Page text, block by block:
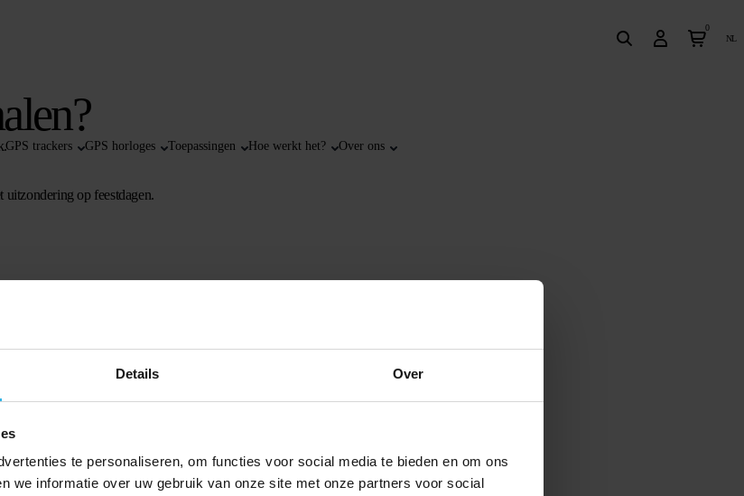
Details Over
te personaliseren, om functies voor social media te bieden en om ons
we informatie over uw gebruik van onze site met onze partners voor social
GPS trackers GPS horloges Toepassingen Hoe werkt het? Over ons
0
nl
op feestdagen.